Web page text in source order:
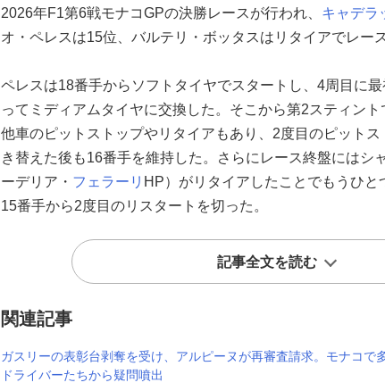
2026年F1第6戦モナコGPの決勝レースが行われ、 キャデラ
オ・ペレスは15位、バルテリ・ボッタスはリタイアでレー
ペレスは18番手からソフトタイヤでスタートし、4周目に
ってミディアムタイヤに交換した。そこから第2スティント
他車のピットストップやリタイアもあり、2度目のピット
き替えた後も16番手を維持した。さらにレース終盤にはシ
ーデリア・ フェラーリ HP）がリタイアしたことでもうひ
15番手から2度目のリスタートを切った。
記事全文を読む
関連記事
ガスリーの表彰台剥奪を受け、アルピーヌが再審査請求。モナコで
ドライバーたちから疑問噴出